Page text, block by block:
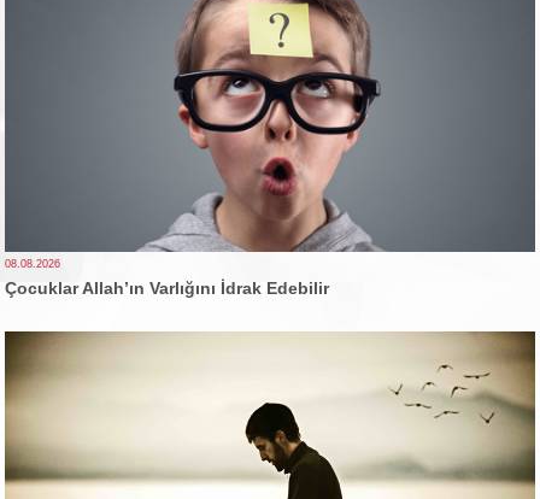
08.08.2026
Çocuklar Allah’ın Varlığını İdrak Edebilir